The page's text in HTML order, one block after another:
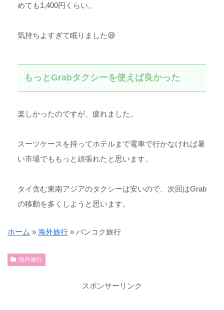
めても1,400円くらい。
気持ちよすぎて眠りました😪
もっとGrabタクシーを使えば良かった
楽しかったのですが、疲れました。
スーツケースを持ってホテルまで電車で行かなければ暑
い市場でももっと頑張れたと思います。
タイ含む東南アジアのタクシーは安いので、次回はGrab
の移動を多くしようと思います。
ホーム » 海外旅行 » バンコク旅行
海外旅行
スポンサーリンク